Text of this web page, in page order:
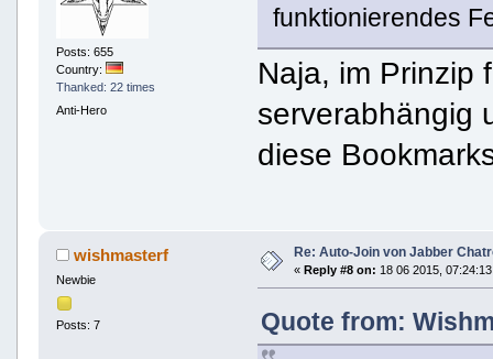
Posts: 655
Country:
Thanked: 22 times
Anti-Hero
funktionierendes
Naja, im Prinzip
serverabhängig
diese
wishmasterf
Newbie
Posts: 7
Re: Auto-Join von Jabber
« Reply #8 on: 18 06 2015,
Quote from: